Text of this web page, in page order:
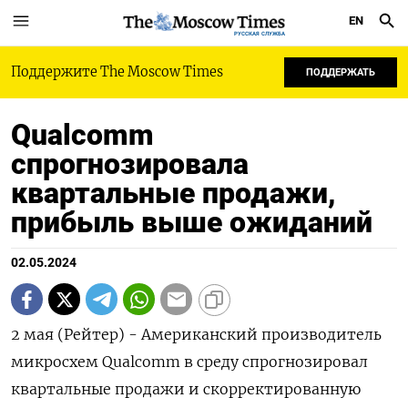
РУССКАЯ СЛУЖБА
EN
Поддержите The Moscow Times ПОДДЕРЖАТЬ
Qualcomm
спрогнозировала
квартальные продажи,
прибыль выше ожиданий
02.05.2024
2 мая (Рейтер) - Американский производитель
микросхем Qualcomm в среду спрогнозировал
квартальные продажи и скорректированную